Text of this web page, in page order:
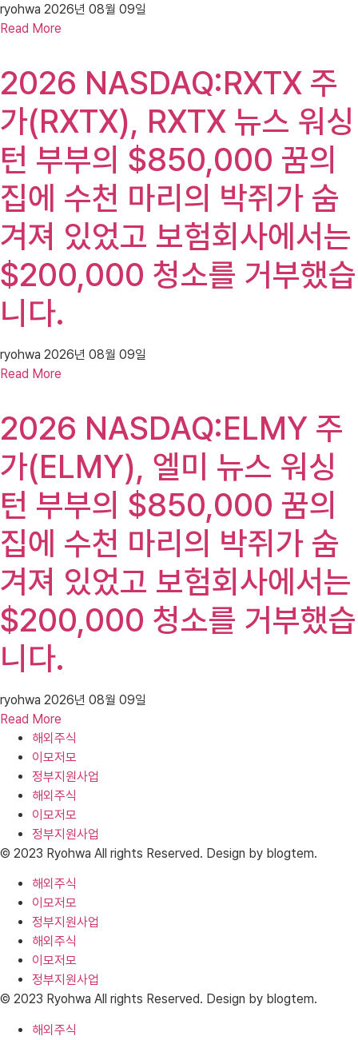
ryohwa 2026년 08월 09일
Read More
2026 NASDAQ:RXTX 주
가(RXTX), RXTX 뉴스 워싱
턴 부부의 $850,000 꿈의
집에 수천 마리의 박쥐가 숨
겨져 있었고 보험회사에서는
$200,000 청소를 거부했습
니다.
ryohwa 2026년 08월 09일
Read More
2026 NASDAQ:ELMY 주
가(ELMY), 엘미 뉴스 워싱
턴 부부의 $850,000 꿈의
집에 수천 마리의 박쥐가 숨
겨져 있었고 보험회사에서는
$200,000 청소를 거부했습
니다.
ryohwa 2026년 08월 09일
Read More
해외주식
이모저모
정부지원사업
해외주식
이모저모
정부지원사업
© 2023 Ryohwa All rights Reserved. Design by blogtem.
해외주식
이모저모
정부지원사업
해외주식
이모저모
정부지원사업
© 2023 Ryohwa All rights Reserved. Design by blogtem.
해외주식